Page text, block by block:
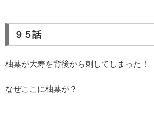
９５話
柚葉が大寿を背後から刺してしまった！
なぜここに柚葉が？